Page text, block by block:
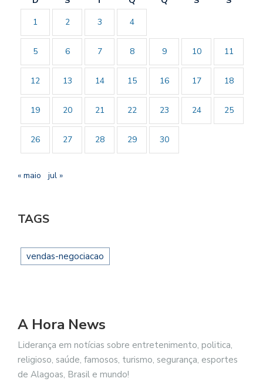
1
2 3 4
5 6 7 8 9 10 11
12 13 14 15 16 17 18
19 20 21 22 23 24 25
26 27 28 29 30
« maio jul »
TAGS
vendas-negociacao
A Hora News
Liderança em notícias sobre entretenimento, politica,
religioso, saúde, famosos, turismo, segurança, esportes
de Alagoas, Brasil e mundo!